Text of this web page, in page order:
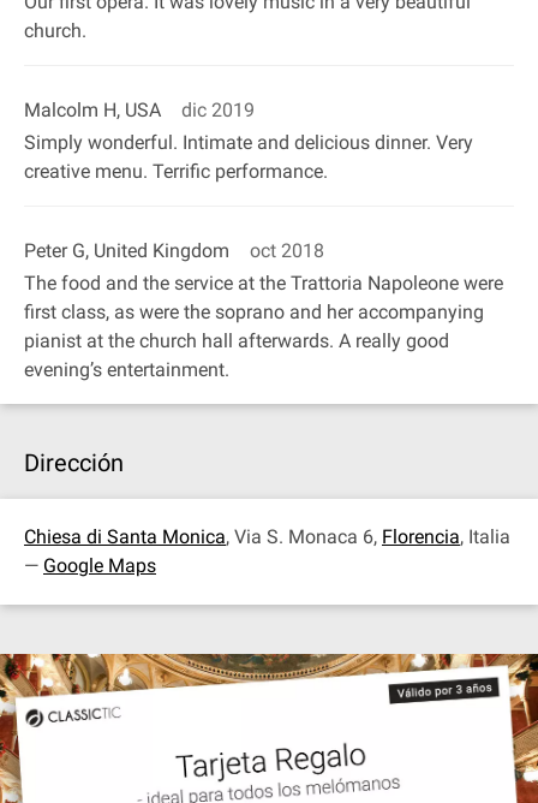
church.
Malcolm H, USA
dic 2019
Simply wonderful. Intimate and delicious dinner. Very
creative menu. Terrific performance.
Peter G, United Kingdom
oct 2018
The food and the service at the Trattoria Napoleone were
first class, as were the soprano and her accompanying
pianist at the church hall afterwards. A really good
evening’s entertainment.
Dirección
Chiesa di Santa Monica, Via S. Monaca 6, Florencia, Italia
— Google Maps